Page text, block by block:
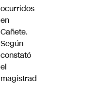
ocurridos
en
Cañete.
Según
constató
el
magistrad